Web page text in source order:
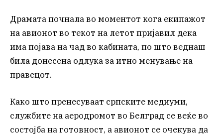
Драмата почнала во моментот кога екипажот
на авионот во текот на летот пријавил дека
има појава на чад во кабината, по што веднаш
била донесена одлука за итно менување на
правецот.
Како што пренесуваат српските медиуми,
службите на аеродромот во Белград се веќе во
состојба на готовност, а авионот се очекува да